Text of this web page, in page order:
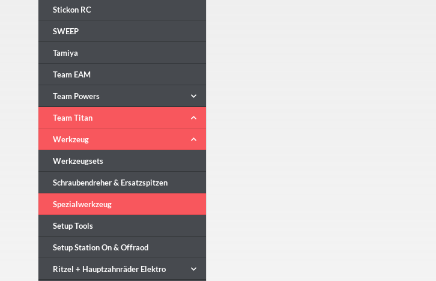
Stickon RC
SWEEP
Tamiya
Team EAM
Team Powers
Team Titan
Werkzeug
Werkzeugsets
Schraubendreher & Ersatzspitzen
Spezialwerkzeug
Setup Tools
Setup Station On & Offraod
Ritzel + Hauptzahnräder Elektro